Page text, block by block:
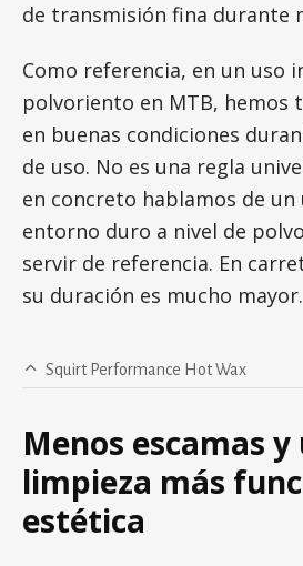
de transmisión fina durante
Como referencia, en un uso
polvoriento en MTB, hemos
en buenas condiciones
de uso. No es una regla
en concreto hablamos de un
entorno duro a nivel de
servir de referencia. En
su duración es mucho mayor.
Squirt Performance Hot Wax
Menos escamas y
limpieza más
estética